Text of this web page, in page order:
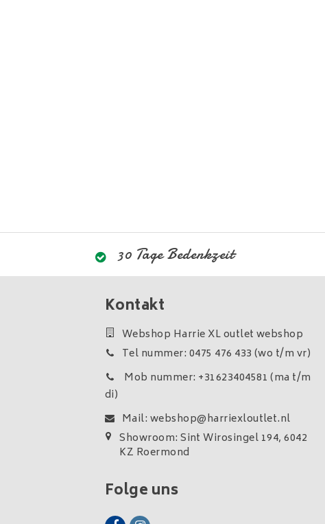
30 Tage Bedenkzeit
Kontakt
Webshop Harrie XL outlet webshop
Tel nummer: 0475 476 433 (wo t/m vr)
Mob nummer: +31623404581 (ma t/m
di)
Mail: webshop@harriexloutlet.nl
Showroom: Sint Wirosingel 194, 6042
KZ Roermond
Folge uns